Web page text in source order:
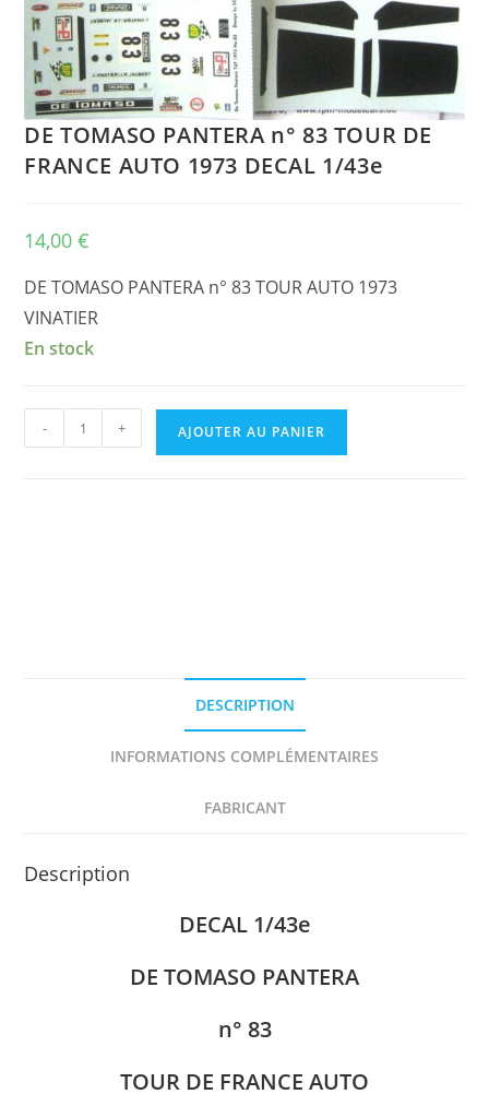
DE TOMASO PANTERA n° 83 TOUR DE
FRANCE AUTO 1973 DECAL 1/43e
14,00€
DE TOMASO PANTERA n° 83 TOUR AUTO 1973
VINATIER
En stock
quantité
de
- + AJOUTER AU PANIER
DESCRIPTION
INFORMATIONS COMPLÉMENTAIRES
FABRICANT
Description
DECAL 1/43e
DE TOMASO PANTERA
n° 83
TOUR DE FRANCE AUTO